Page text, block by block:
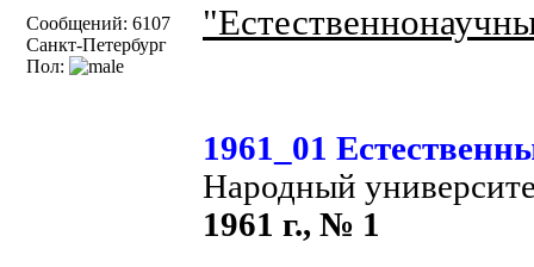
Сообщений: 6107
Санкт-Петербург
Пол:
1961_01
Народный
1961 г., № 1